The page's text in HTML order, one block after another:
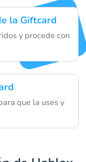
la Giftcard
y procede con
que la uses y